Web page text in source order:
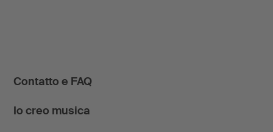
Contatto e FAQ
Io creo musica